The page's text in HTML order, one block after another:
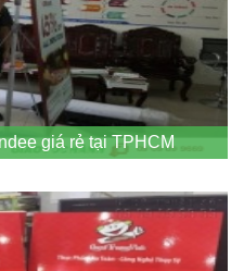
giá rẻ tại TPHCM